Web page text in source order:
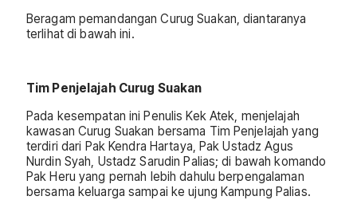
Beragam pemandangan Curug Suakan, diantaranya
terlihat di bawah ini.
Tim Penjelajah Curug Suakan
Pada kesempatan ini Penulis Kek Atek, menjelajah
kawasan Curug Suakan bersama Tim Penjelajah yang
terdiri dari Pak Kendra Hartaya, Pak Ustadz Agus
Nurdin Syah, Ustadz Sarudin Palias; di bawah komando
Pak Heru yang pernah lebih dahulu berpengalaman
bersama keluarga sampai ke ujung Kampung Palias.